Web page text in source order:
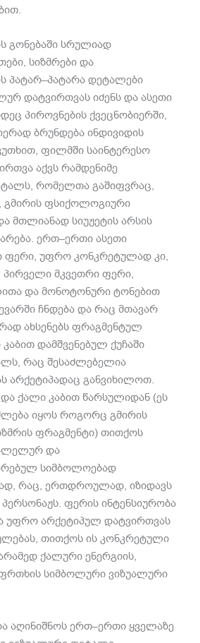
.
გონებაში სრულიად
, სიზმრები და
პატარ–პატარა დეტალები
დატვირთვას იძენს და ასეთი
პიროვნების ქვეცნობიერში,
ბრუნდება ინდივიდის
,ფილმში საინტერესო
აქვს რამდენიმე
,რომელთა გაშიფვრაც,
,გმირის ფსიქოლოგიური
მთლიანად სიუჟეტის არსის
.ერთ–ერთი ასეთი
ფერი,უფრო კონკრეტულად კი,
პირველი მკვეთრი ფერი,
და მონოტონური ტონებით
ჩნდება და რაც მთავარ
ახსენებს ფრაგმენტულ
დამშვენებულ ქუჩაში
,რაც შესაძლებელია
არქეტიპადაც განვიხილოთ.
ქალი კაბით წარსულიდან (ეს
იყოს როგორც გმირის
ფრაგმენტი)თითქოს
და
სიმბოლოებად
,რაც,ერთდროულად,იზიდავს
.ფერის ინტენსიურობა
უფრო არქეტიპულ დატვირთვას
,თითქოს ის კონკრეტული
ქალური ენერგიის,
სიმბოლური ვიზუალური
აღინიშნოს ერთ–ერთი ყველაზე